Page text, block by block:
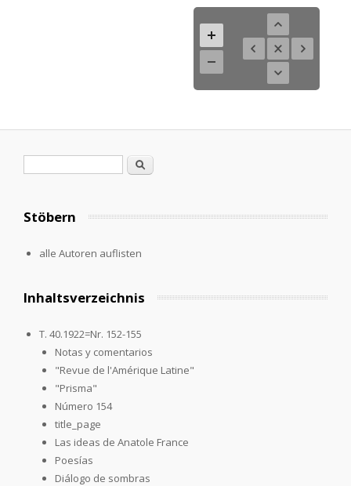
Search
Stöbern
alle Autoren auflisten
Inhaltsverzeichnis
T. 40.1922=Nr. 152-155
Notas y comentarios
"Revue de l'Amérique Latine"
"Prisma"
Número 154
title_page
Las ideas de Anatole France
Poesías
Diálogo de sombras